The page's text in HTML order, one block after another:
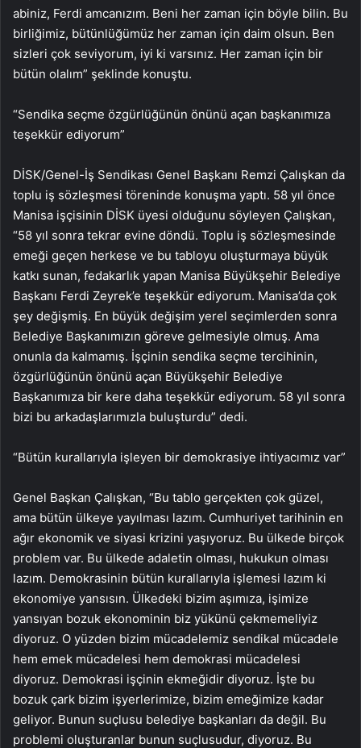
abiniz, Ferdi amcanızım. Beni her zaman için böyle bilin. Bu
birliğimiz, bütünlüğümüz her zaman için daim olsun. Ben
sizleri çok seviyorum, iyi ki varsınız. Her zaman için bir
bütün olalım” şeklinde konuştu.
“Sendika seçme özgürlüğünün önünü açan başkanımıza
teşekkür ediyorum”
DİSK/Genel-İş Sendikası Genel Başkanı Remzi Çalışkan da
toplu iş sözleşmesi töreninde konuşma yaptı. 58 yıl önce
Manisa işçisinin DİSK üyesi olduğunu söyleyen Çalışkan,
“58 yıl sonra tekrar evine döndü. Toplu iş sözleşmesinde
emeği geçen herkese ve bu tabloyu oluşturmaya büyük
katkı sunan, fedakarlık yapan Manisa Büyükşehir Belediye
Başkanı Ferdi Zeyrek’e teşekkür ediyorum. Manisa’da çok
şey değişmiş. En büyük değişim yerel seçimlerden sonra
Belediye Başkanımızın göreve gelmesiyle olmuş. Ama
onunla da kalmamış. İşçinin sendika seçme tercihinin,
özgürlüğünün önünü açan Büyükşehir Belediye
Başkanımıza bir kere daha teşekkür ediyorum. 58 yıl sonra
bizi bu arkadaşlarımızla buluşturdu” dedi.
“Bütün kurallarıyla işleyen bir demokrasiye ihtiyacımız var”
Genel Başkan Çalışkan, “Bu tablo gerçekten çok güzel,
ama bütün ülkeye yayılması lazım. Cumhuriyet tarihinin en
ağır ekonomik ve siyasi krizini yaşıyoruz. Bu ülkede birçok
problem var. Bu ülkede adaletin olması, hukukun olması
lazım. Demokrasinin bütün kurallarıyla işlemesi lazım ki
ekonomiye yansısın. Ülkedeki bizim aşımıza, işimize
yansıyan bozuk ekonominin biz yükünü çekmemeliyiz
diyoruz. O yüzden bizim mücadelemiz sendikal mücadele
hem emek mücadelesi hem demokrasi mücadelesi
diyoruz. Demokrasi işçinin ekmeğidir diyoruz. İşte bu
bozuk çark bizim işyerlerimize, bizim emeğimize kadar
geliyor. Bunun suçlusu belediye başkanları da değil. Bu
problemi oluşturanlar bunun suçlusudur, diyoruz. Bu